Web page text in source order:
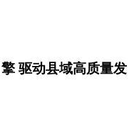
驱动县域高质量发